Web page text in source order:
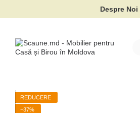
Despre Noi
REDUCERE
−37%